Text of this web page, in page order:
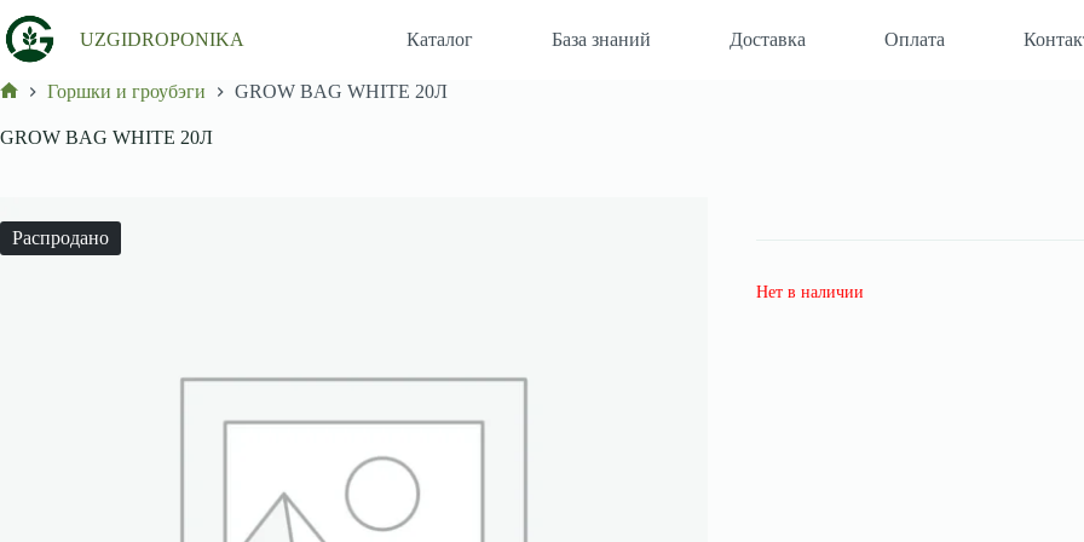
к
сути
UZGIDROPONIKA Каталог База знаний Доставка Оплата
Горшки и гроубэги GROW BAG WHITE 20Л
GROW BAG WHITE 20Л
Распродано
Нет в наличии